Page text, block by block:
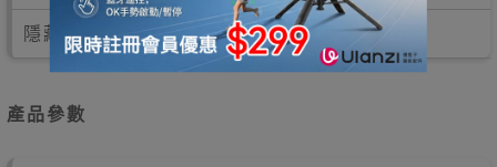
隱藏式鞋套
產品參數